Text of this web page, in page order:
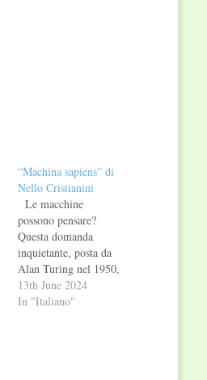
“Machina sapiens” di
Nello Cristianini
Le macchine
possono pensare?
Questa domanda
inquietante, posta da
Alan Turing nel 1950,
ha forse trovato una
risposta: oggi si può
13th June 2024
In "Italiano"